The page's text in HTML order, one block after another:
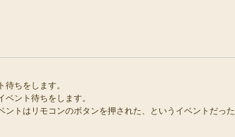
ちをします。
ント待ちをします。
トはリモコンのボタンを押された、というイベントだった